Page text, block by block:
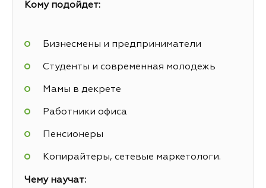
Кому подойдет:
Бизнесмены и предприниматели
Студенты и современная молодежь
Мамы в декрете
Работники офиса
Пенсионеры
Копирайтеры, сетевые маркетологи.
Чему научат: